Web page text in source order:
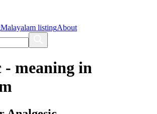
Malayalam listingAbout
- meaning in